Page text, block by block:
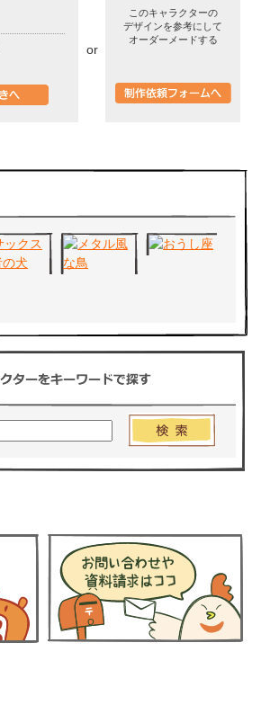
or
このキャラクターの
デザインを参考にして
オーダーメードする